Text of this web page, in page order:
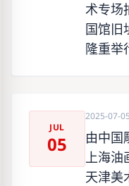
术专场
国馆旧
隆重举
JUL
05
2025-07-05
由中国
上海油
天津美